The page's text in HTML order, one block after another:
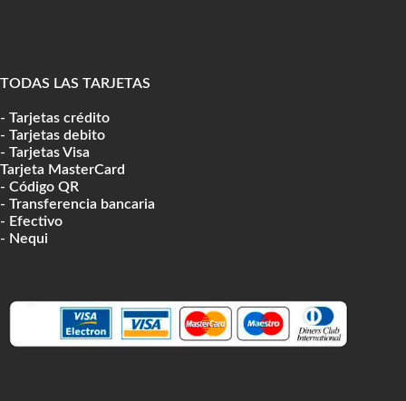
TODAS LAS TARJETAS
- Tarjetas crédito
- Tarjetas debito
- Tarjetas Visa
Tarjeta MasterCard
- Código QR
- Transferencia bancaria
- Efectivo
- Nequi